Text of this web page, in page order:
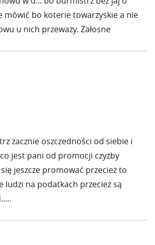
mówić bo koterie towarzyskie a nie
u nich przeważy. Żałosne
zacznie oszczedności od siebie i
jest pani od promocji czyżby
jeszcze promować przecież to
ludzi na podatkach przecież są